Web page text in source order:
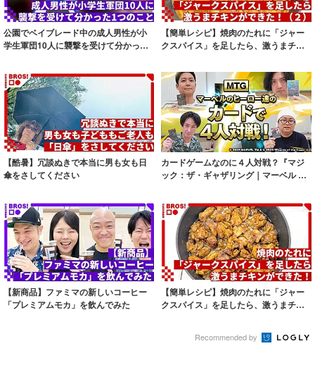
公園でベイブレード中の成人男性が小
学生軍団10人に襲撃を受けて分かった1
【簡単レシピ】焼肉のたれに「ジャー
クスパイス」を足したら、激うまチキ
【酷暑】冗談ぬきで本当に男も女も日
傘をさしてください
カードゲームなのに４人対戦？『マジ
ック：ザ・ギャザリング｜マーベル ス
【新商品】ファミマの新しいコーヒー
「プレミアムモカ」を飲んでみた
【簡単レシピ】焼肉のたれに「ジャー
クスパイス」を足したら、激うまチキ
Recommended by